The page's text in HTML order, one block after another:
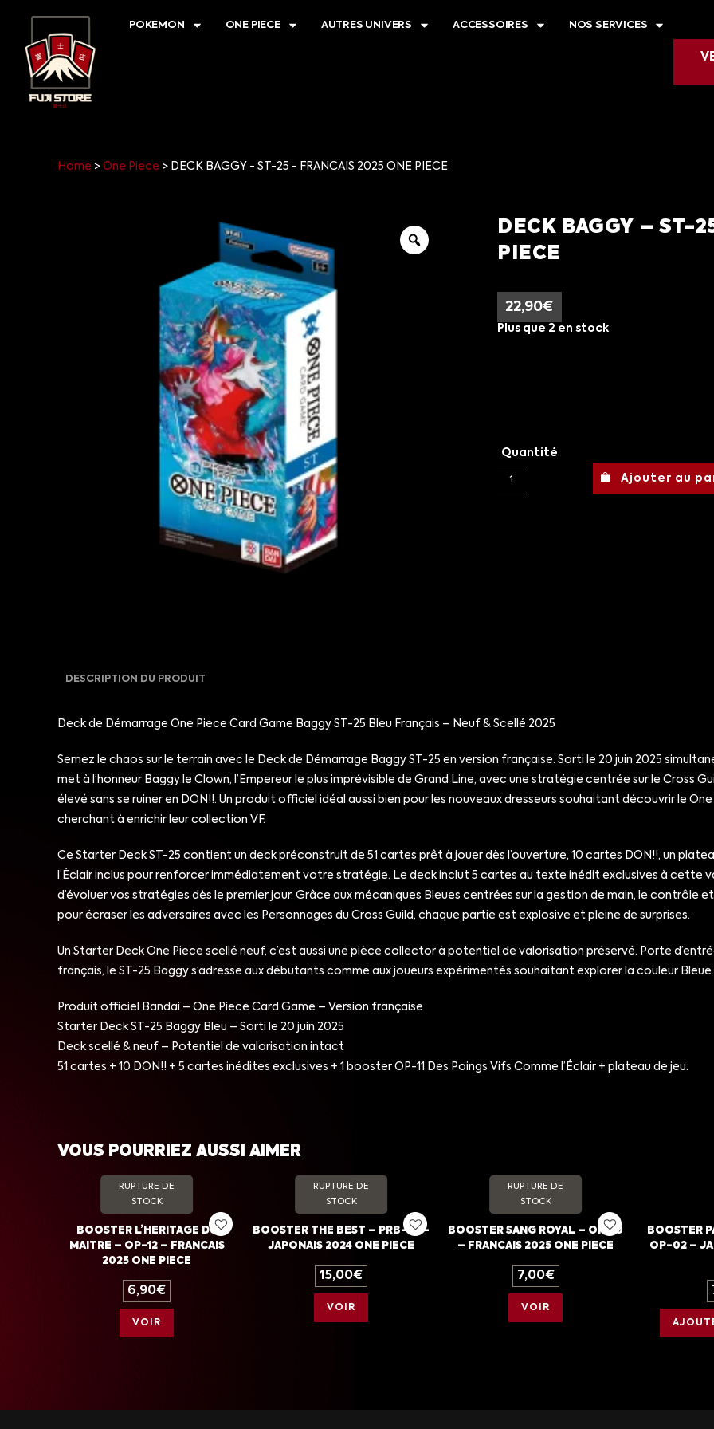
POKEMON ONE PIECE AUTRES UNIVERS ACCESSOIRES NOS SERVICES
Home > One Piece > DECK BAGGY - ST-25 - FRANCAIS 2025 ONE PIECE
DECK BAGGY – ST-
PIECE
22,90€
Plus que 2 en stock
Quantité
Ajouter au
DESCRIPTION DU PRODUIT
Deck de Démarrage One Piece Card Game Baggy ST-25 Bleu Français – Neuf & Scellé 2025
Semez le chaos sur le terrain avec le Deck de Démarrage Baggy ST-25 en version française. Sorti le 20 juin 2025
met à l’honneur Baggy le Clown, l’Empereur le plus imprévisible de Grand Line, avec une stratégie centrée sur le Cross
élevé sans se ruiner en DON!!. Un produit officiel idéal aussi bien pour les nouveaux dresseurs souhaitant découvrir le
cherchant à enrichir leur collection VF.
Ce Starter Deck ST-25 contient un deck préconstruit de 51 cartes prêt à jouer dès l’ouverture, 10 cartes DON!!, un
l’Éclair inclus pour renforcer immédiatement votre stratégie. Le deck inclut 5 cartes au texte inédit exclusives à cette
d’évoluer vos stratégies dès le premier jour. Grâce aux mécaniques Bleues centrées sur la gestion de main, le contrôle
pour écraser les adversaires avec les Personnages du Cross Guild, chaque partie est explosive et pleine de surprises.
Un Starter Deck One Piece scellé neuf, c’est aussi une pièce collector à potentiel de valorisation préservé. Porte
français, le ST-25 Baggy s’adresse aux débutants comme aux joueurs expérimentés souhaitant explorer la couleur
Produit officiel Bandai – One Piece Card Game – Version française
Starter Deck ST-25 Baggy Bleu – Sorti le 20 juin 2025
Deck scellé & neuf – Potentiel de valorisation intact
51 cartes + 10 DON!! + 5 cartes inédites exclusives + 1 booster OP-11 Des Poings Vifs Comme l’Éclair + plateau de jeu.
VOUS POURRIEZ AUSSI AIMER
RUPTURE DE
STOCK
BOOSTER L’HERITAGE DU
MAITRE – OP-12 – FRANCAIS
2025 ONE PIECE
6,90€
VOIR
RUPTURE DE
STOCK
BOOSTER THE BEST – PRB-01 –
JAPONAIS 2024 ONE PIECE
15,00€
VOIR
RUPTURE DE
STOCK
BOOSTER SANG ROYAL – OP-10
– FRANCAIS 2025 ONE PIECE
7,00€
VOIR
BOOSTER
OP-02 –